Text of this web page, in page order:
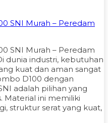
SNI Murah – Peredam
SNI Murah – Peredam
dunia industri, kebutuhan
kuat dan aman sangat
D100 dengan
adalah pilihan yang
Material ini memiliki
struktur serat yang kuat,